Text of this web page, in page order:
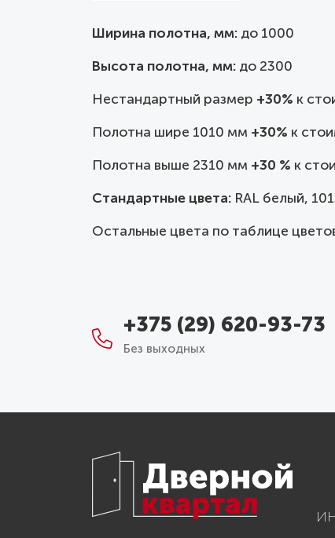
Ширина полотна, мм: до 1000
Высота полотна, мм: до 2300
Нестандартный размер +30% к
Полотна шире 1010 мм +30% к
Полотна выше 2310 мм +30 % к
Стандартные цвета: RAL белый,
Остальные цвета по таблице
+375 (29) 620-93-73
Без выходных